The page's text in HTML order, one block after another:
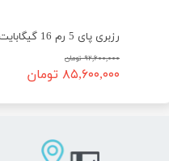
رزبری پای 5 رم 16 گیگابایت Raspberry Pi 5 16GB
۹۲,۶۰۰,۰۰۰ تومان
۸۵,۶۰۰,۰۰۰ تومان